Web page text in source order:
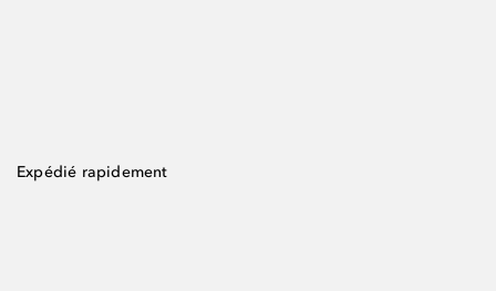
Expédié rapidement